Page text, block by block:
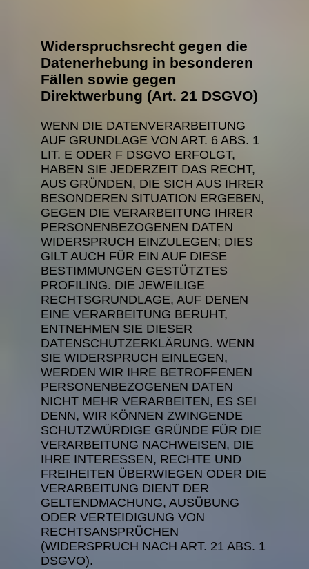
Widerspruchsrecht gegen die
Datenerhebung in besonderen
Fällen sowie gegen
Direktwerbung (Art. 21 DSGVO)
WENN DIE DATENVERARBEITUNG
AUF GRUNDLAGE VON ART. 6 ABS. 1
LIT. E ODER F DSGVO ERFOLGT,
HABEN SIE JEDERZEIT DAS RECHT,
AUS GRÜNDEN, DIE SICH AUS IHRER
BESONDEREN SITUATION ERGEBEN,
GEGEN DIE VERARBEITUNG IHRER
PERSONENBEZOGENEN DATEN
WIDERSPRUCH EINZULEGEN; DIES
GILT AUCH FÜR EIN AUF DIESE
BESTIMMUNGEN GESTÜTZTES
PROFILING. DIE JEWEILIGE
RECHTSGRUNDLAGE, AUF DENEN
EINE VERARBEITUNG BERUHT,
ENTNEHMEN SIE DIESER
DATENSCHUTZERKLÄRUNG. WENN
SIE WIDERSPRUCH EINLEGEN,
WERDEN WIR IHRE BETROFFENEN
PERSONENBEZOGENEN DATEN
NICHT MEHR VERARBEITEN, ES SEI
DENN, WIR KÖNNEN ZWINGENDE
SCHUTZWÜRDIGE GRÜNDE FÜR DIE
VERARBEITUNG NACHWEISEN, DIE
IHRE INTERESSEN, RECHTE UND
FREIHEITEN ÜBERWIEGEN ODER DIE
VERARBEITUNG DIENT DER
GELTENDMACHUNG, AUSÜBUNG
ODER VERTEIDIGUNG VON
RECHTSANSPRÜCHEN
(WIDERSPRUCH NACH ART. 21 ABS. 1
DSGVO).